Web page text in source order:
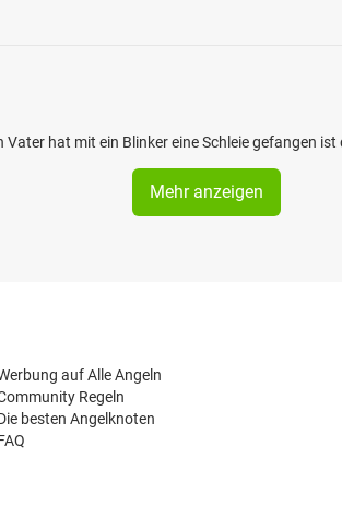
hat mit ein Blinker eine Schleie gefangen
Mehr anzeigen
auf Alle Angeln
Regeln
besten Angelknoten